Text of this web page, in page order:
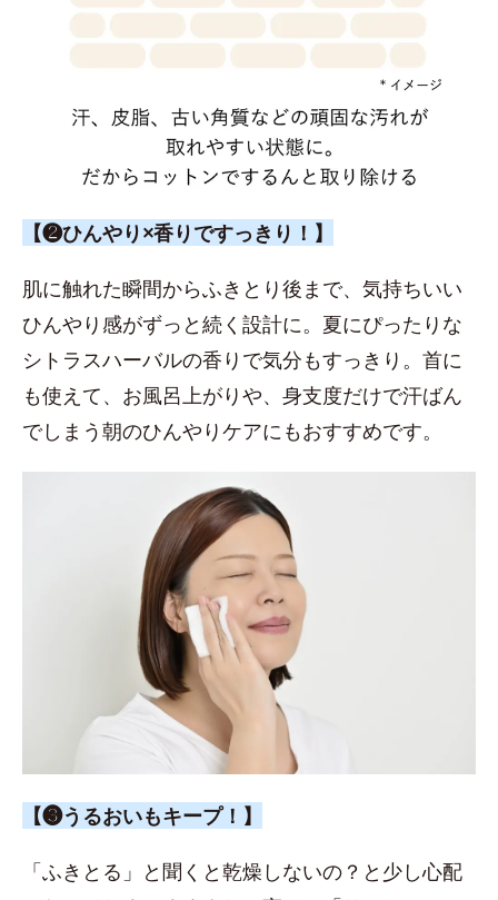
【❷ひんやり×香りですっきり！】
肌に触れた瞬間からふきとり後まで、気持ちいい
ひんやり感がずっと続く設計に。夏にぴったりな
シトラスハーバルの香りで気分もすっきり。首に
も使えて、お風呂上がりや、身支度だけで汗ばん
でしまう朝のひんやりケアにもおすすめです。
【❸うるおいもキープ！】
「ふきとる」と聞くと乾燥しないの？と少し心配